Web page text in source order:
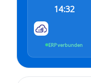
14:32
ERP verbunden